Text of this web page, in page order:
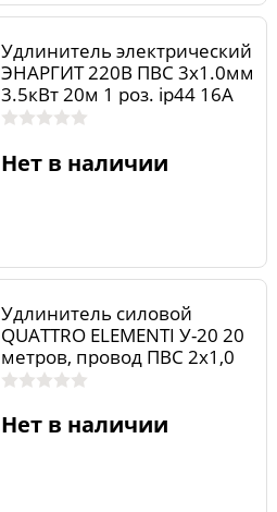
Удлинитель электрический
ЭНАРГИТ 220В ПВС 3х1.0мм
3.5кВт 20м 1 роз. ip44 16А
ПВС310-20-1
Нет в наличии
Удлинитель силовой
QUATTRO ELEMENTI У-20 20
метров, провод ПВС 2х1,0
мм 2, 1 литая розетка
Нет в наличии